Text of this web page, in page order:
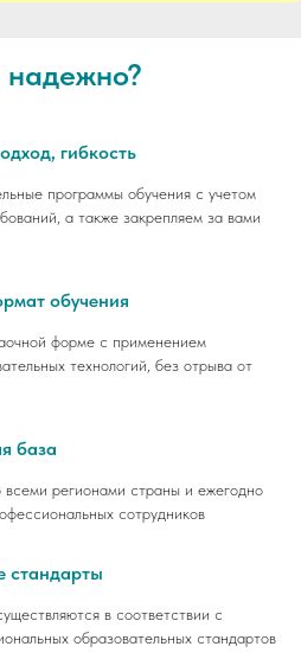
гибкость
программы обучения с учетом
а также закрепляем за вами
обучения
форме с применением
технологий, без отрыва от
база
регионами страны и ежегодно
сотрудников
стандарты
в соответствии с
образовательных стандартов